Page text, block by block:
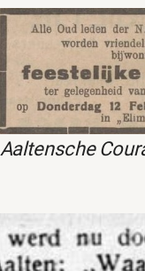
Aaltensche